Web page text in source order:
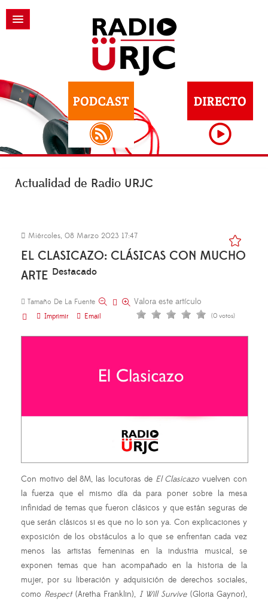
Actualidad de Radio URJC
Miércoles, 08 Marzo 2023 17:47
EL CLASICAZO: CLÁSICAS CON MUCHO
ARTE Destacado
Tamaño De La Fuente
Imprimir
Email
Valora este artículo
(0 votos)
Con motivo del 8M, las locutoras de El Clasicazo vuelven con
la fuerza que el mismo día da para poner sobre la mesa
infinidad de temas que fueron clásicos y que están seguras de
que serán clásicos si es que no lo son ya. Con explicaciones y
exposición de los obstáculos a lo que se enfrentan cada vez
menos las artistas femeninas en la industria musical, se
exponen temas que han acompañado en la historia de la
mujer, por su liberación y adquisición de derechos sociales,
como Respect (Aretha Franklin), I Will Survive (Gloria Gaynor),